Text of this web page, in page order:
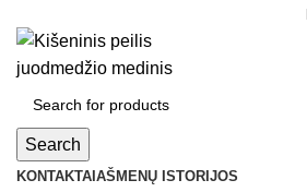
Search
KONTAKTAI AŠMENŲ ISTORIJOS